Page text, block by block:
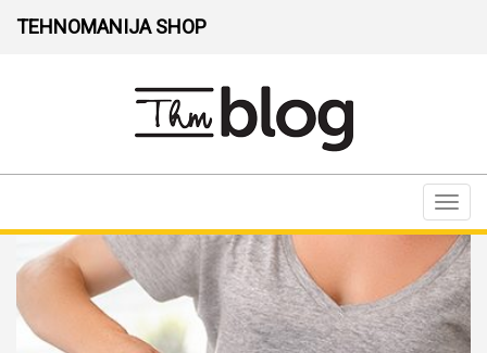
TEHNOMANIJA SHOP